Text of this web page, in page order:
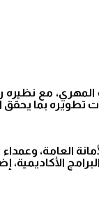
تطويره بما
العامة،